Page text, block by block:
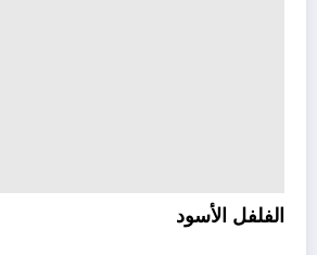
الفلفل الأسود